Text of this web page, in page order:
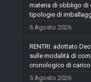
materia di obbligo di
tipologie di
6 Agosto 2026
RENTRI: adottato
sulle modalità di
cronologico di
5 Agosto 2026